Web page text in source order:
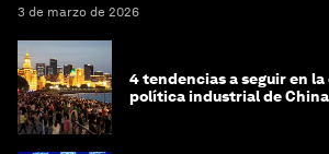
3 de marzo de 2026
4 tendencias a seguir en
política industrial de China